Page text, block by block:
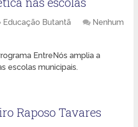
Educação Butantã
Nenhum
EntreNós amplia a
escolas municipais.
Raposo Tavares